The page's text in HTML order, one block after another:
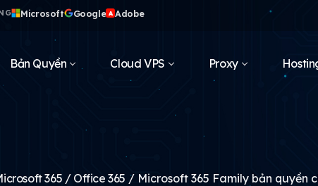
Microsoft Google A Adobe
Bản Quyền Cloud VPS Proxy
365 / Office 365 / Microsoft 365 Family bản quyền